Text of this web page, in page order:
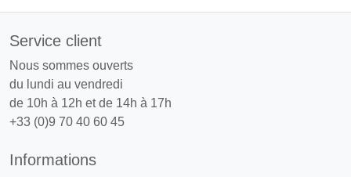
Service client
Nous sommes ouverts
du lundi au vendredi
de 10h à 12h et de 14h à 17h
+33 (0)9 70 40 60 45
Informations